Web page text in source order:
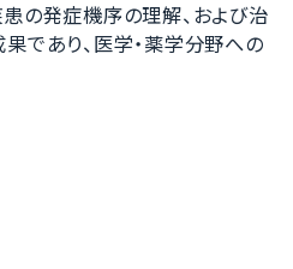
の発症機序の理解、および治
であり、医学・薬学分野への